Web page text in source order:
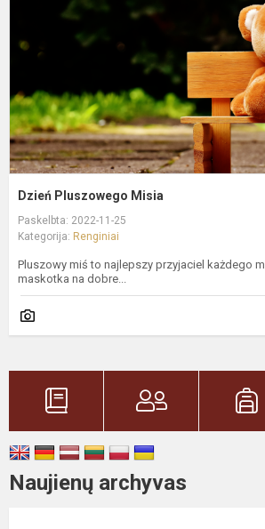
Dzień Pluszowego Misia
Paskelbta: 2022-11-25
Kategorija: Renginiai
Pluszowy miś to najlepszy przyjaciel każdego
maskotka na dobre...
Naujienų archyvas